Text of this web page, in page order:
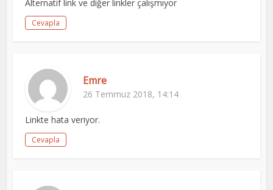
Alternatif link ve diğer linkler çalışmıyor
Cevapla
Emre
26 Temmuz 2018, 14:14
Linkte hata veriyor.
Cevapla